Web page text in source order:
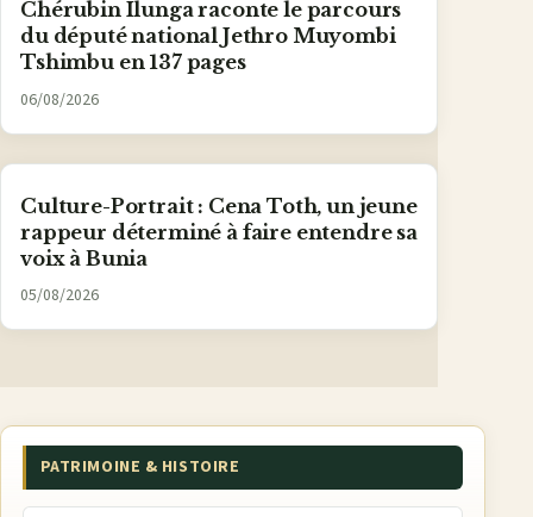
Chérubin Ilunga raconte le parcours
du député national Jethro Muyombi
Tshimbu en 137 pages
06/08/2026
Culture-Portrait : Cena Toth, un jeune
rappeur déterminé à faire entendre sa
voix à Bunia
05/08/2026
PATRIMOINE & HISTOIRE